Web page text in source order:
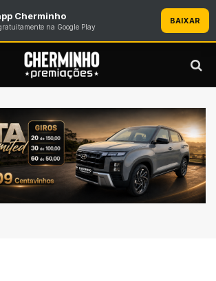
Cherminho
na Google Play
BAIXAR